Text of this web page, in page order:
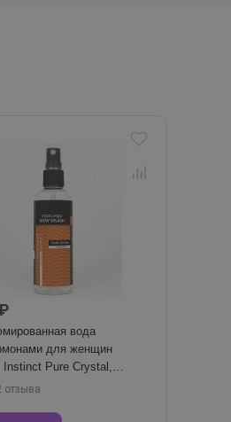
вода
для женщин
Instinct Pure Crystal,
отзыва